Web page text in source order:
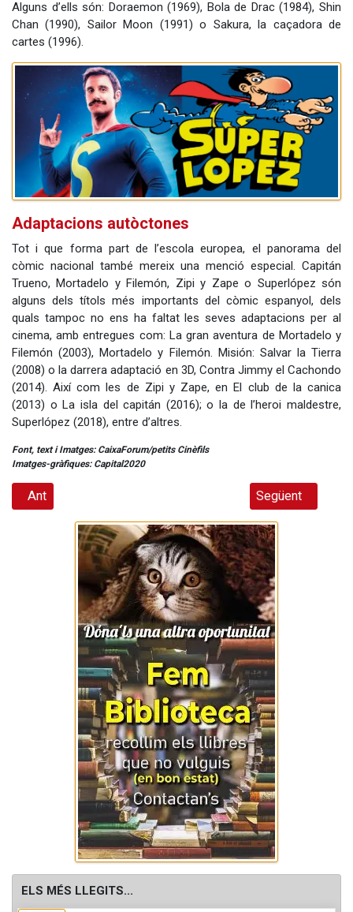
Alguns d’ells són: Doraemon (1969), Bola de Drac (1984), Shin
Chan (1990), Sailor Moon (1991) o Sakura, la caçadora de
cartes (1996).
Adaptacions autòctones
Tot i que forma part de l’escola europea, el panorama del
còmic nacional també mereix una menció especial. Capitán
Trueno, Mortadelo y Filemón, Zipi y Zape o Superlópez són
alguns dels títols més importants del còmic espanyol, dels
quals tampoc no ens ha faltat les seves adaptacions per al
cinema, amb entregues com: La gran aventura de Mortadelo y
Filemón (2003), Mortadelo y Filemón. Misión: Salvar la Tierra
(2008) o la darrera adaptació en 3D, Contra Jimmy el Cachondo
(2014). Així com les de Zipi y Zape, en El club de la canica
(2013) o La isla del capitán (2016); o la de l’heroi maldestre,
Superlópez (2018), entre d’altres.
Font, text i Imatges: CaixaForum/petits Cinèfils
Imatges-gràfiques: Capital2020
Article anterior: El Parc Juràssic a Tarragona
Ant Article següent:
Següent
ELS MÉS LLEGITS...